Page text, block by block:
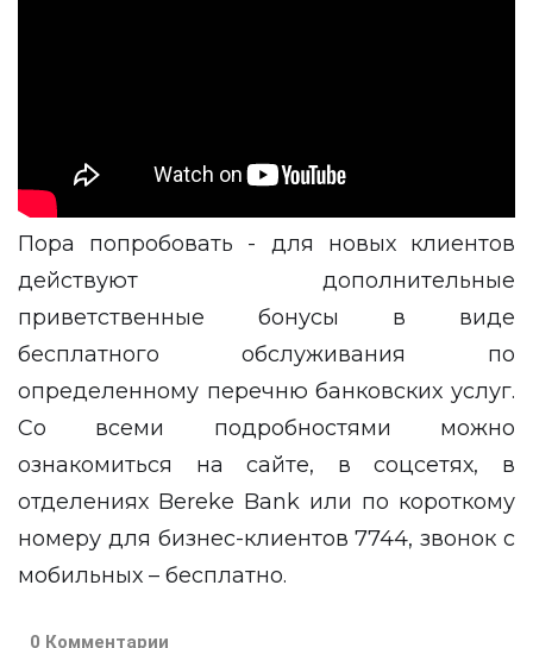
Пора попробовать - для новых клиентов
действуют дополнительные
приветственные бонусы в виде
бесплатного обслуживания по
определенному перечню банковских услуг.
Со всеми подробностями можно
ознакомиться на сайте, в соцсетях, в
отделениях Bereke Bank или по короткому
номеру для бизнес-клиентов 7744, звонок с
мобильных – бесплатно.
0 Комментарии